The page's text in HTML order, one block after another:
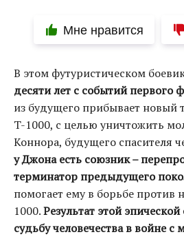
Мне нравится
В этом футуристическом
десяти лет с событий первого
из будущего прибывает новый
T-1000, с целью уничтожить
Коннора, будущего спасителя
у Джона есть союзник –
терминатор предыдущего
помогает ему в борьбе против
1000.Результат этой
судьбу человечества в войне